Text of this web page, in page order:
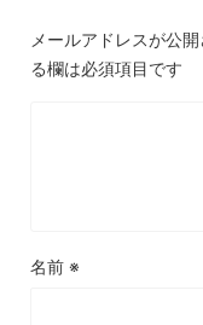
メールアドレスが公
る欄は必須項目です
名前 ※